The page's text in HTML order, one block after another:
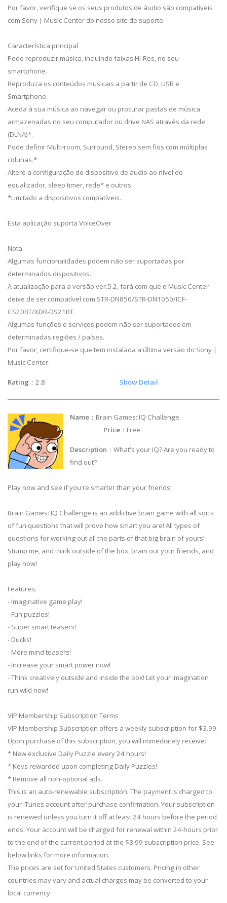
Por favor, verifique se os seus produtos de áudio são compatíveis
com Sony | Music Center do nosso site de suporte.
Característica principal
Pode reproduzir música, incluindo faixas Hi-Res, no seu
smartphone.
Reproduza os conteúdos musicais a partir de CD, USB e
Smartphone.
Aceda à sua música ao navegar ou procurar pastas de música
armazenadas no seu computador ou drive NAS através da rede
(DLNA)*.
Pode definir Multi-room, Surround, Stereo sem fios com múltiplas
colunas.*
Altere a configuração do dispositivo de áudio ao nível do
equalizador, sleep timer, rede* e outros.
*Limitado a dispositivos compatíveis.
Esta aplicação suporta VoiceOver
Nota
Algumas funcionalidades podem não ser suportadas por
determinados dispositivos.
A atualização para a versão ver.5.2, fará com que o Music Center
deixe de ser compatível com STR-DN850/STR-DN1050/ICF-
CS20BT/XDR-DS21BT.
Algumas funções e serviços podem não ser suportados em
determinadas regiões / países.
Por favor, certifique-se que tem instalada a última versão do Sony |
Music Center.
Rating ：2.8 Show Detail
Name ：Brain Games: IQ Challenge
Price ：Free
Description ：What's your IQ? Are you ready to
find out?
Play now and see if you're smarter than your friends!
Brain Games: IQ Challenge is an addictive brain game with all sorts
of fun questions that will prove how smart you are! All types of
questions for working out all the parts of that big brain of yours!
Stump me, and think outside of the box, brain out your friends, and
play now!
Features:
- Imaginative game play!
- Fun puzzles!
- Super smart teasers!
- Ducks!
- More mind teasers!
- Increase your smart power now!
- Think creatively outside and inside the box! Let your imagination
run wild now!
VIP Membership Subscription Terms
VIP Membership Subscription offers a weekly subscription for $3.99.
Upon purchase of this subscription, you will immediately receive:
* New exclusive Daily Puzzle every 24 hours!
* Keys rewarded upon completing Daily Puzzles!
* Remove all non-optional ads.
This is an auto-renewable subscription. The payment is charged to
your iTunes account after purchase confirmation. Your subscription
is renewed unless you turn it off at least 24 hours before the period
ends. Your account will be charged for renewal within 24-hours prior
to the end of the current period at the $3.99 subscription price. See
below links for more information.
The prices are set for United States customers. Pricing in other
countries may vary and actual charges may be converted to your
local currency.